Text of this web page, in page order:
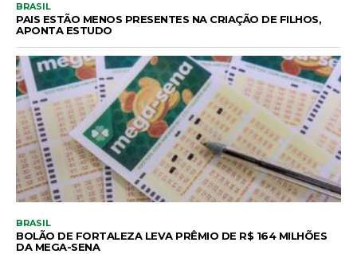
BRASIL
PAIS ESTÃO MENOS PRESENTES NA CRIAÇÃO DE FILHOS,
APONTA ESTUDO
BRASIL
BOLÃO DE FORTALEZA LEVA PRÊMIO DE R$ 164 MILHÕES
DA MEGA-SENA